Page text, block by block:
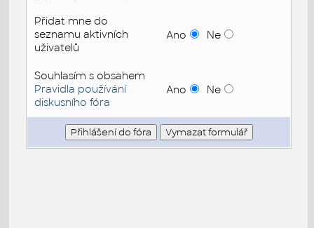
Přidat mne do
seznamu aktivních
uživatelů
Ano Ne
Souhlasím s obsahem
Pravidla používání
diskusního fóra
Ano Ne